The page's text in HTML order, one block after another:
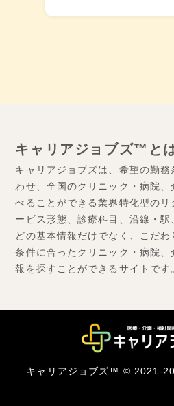
キャリアジョブズ™と
キャリアジョブズは、希望の勤
わせ、全国のクリニック・病院、
べることができる業界特化型の
ービス形態、診療科目、沿線・
どの基本情報だけでなく、こだ
条件に合ったクリニック・病院
報を探すことができるサイトです
キャリアジョブズ™ © 2021-